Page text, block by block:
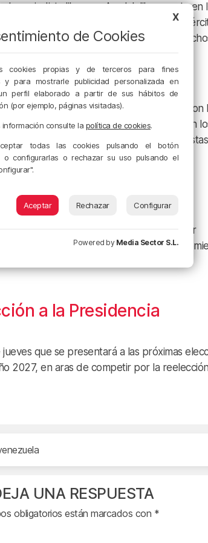
la periodista libanesa Amal Jalil», muerta en
de un ataque perpetrado por el
horas ante sucesivos bombardeos,
reclamado una investigación.
la selección iraní
este jueves que el «problema» con
tiene que ver con sus deportistas sino con
al país y hacerse pasar por
confidencial
ilegales
un soldado del Ejército del país de utilizar
Nicolás Maduro, ocurrida a
obtenido más de 400.000 dólares (unos
a la Presidencia
que se presentará a las próximas
2027, en aras de competir por la
UNA RESPUESTA
obligatorios están marcados con *
X
de Cookies
cookies propias y de terceros para fines
y para mostrarle publicidad personalizada en
perfil elaborado a partir de sus hábitos de
(por ejemplo, páginas visitadas).
información consulte la política de cookies.
todas las cookies pulsando el botón
o configurarlas o rechazar su uso pulsando el
Aceptar Rechazar Configurar
Powered by Media Sector S.L.